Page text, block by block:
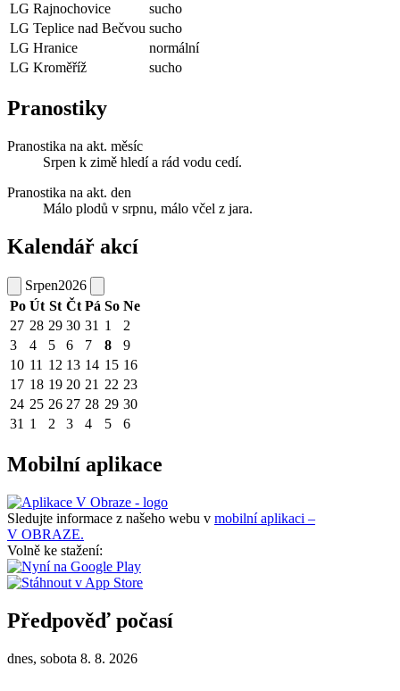
LG Rajnochovice
sucho
LG Teplice nad Bečvou sucho
LG Hranice
normální
LG Kroměříž
sucho
Pranostiky
Pranostika na akt. měsíc
Srpen k zimě hledí a rád vodu cedí.
Pranostika na akt. den
Málo plodů v srpnu, málo včel z jara.
Kalendář akcí
Srpen2026
Po Út St Čt Pá So Ne
27 28 29 30 31 1
2
3
4 5 6 7 8
9
10 11 12 13 14 15 16
17 18 19 20 21 22 23
24 25 26 27 28 29 30
31 1 2 3 4 5 6
Mobilní aplikace
Sledujte informace z našeho webu v mobilní aplikaci –
V OBRAZE.
Volně ke stažení:
Předpověď počasí
dnes, sobota 8. 8. 2026